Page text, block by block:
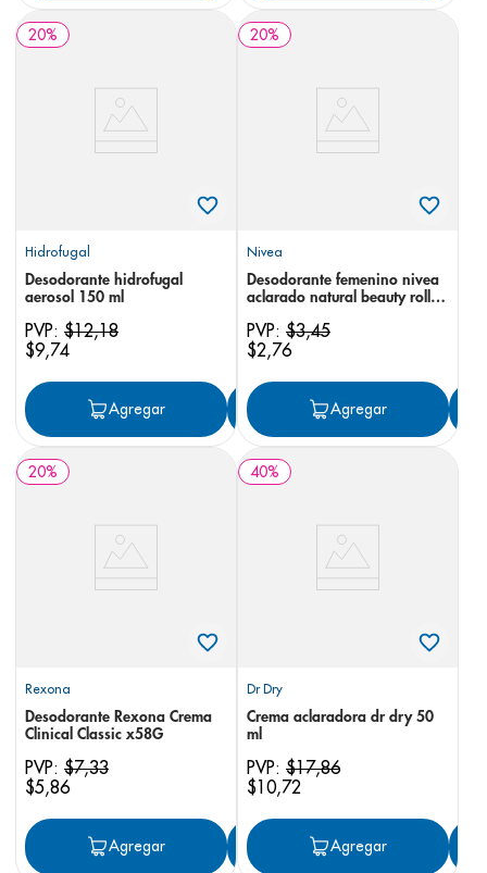
20%
Hidrofugal
Desodorante hidrofugal
aerosol 150 ml
PVP: $12,18
$9,74
Agregar Agregar
20%
Nivea
Desodorante femenino nivea
aclarado natural beauty roll-
PVP: $3,45
$2,76
Agregar
20%
Rexona
Desodorante Rexona Crema
Clinical Classic x58G
PVP: $7,33
$5,86
Agregar Agregar
40%
Dr Dry
Crema aclaradora dr dry 50
ml
PVP: $17,86
$10,72
Agregar